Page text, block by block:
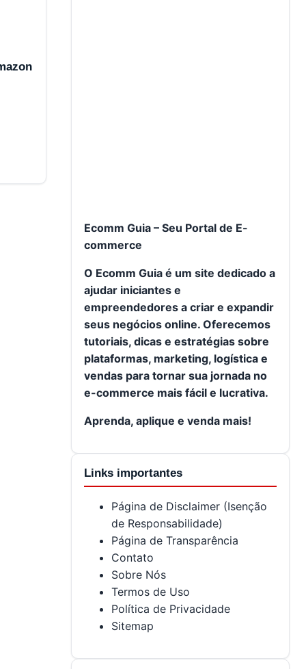
Ecomm Guia – Seu Portal de E-
commerce
O Ecomm Guia é um site dedicado a
ajudar iniciantes e
empreendedores a criar e expandir
seus negócios online. Oferecemos
tutoriais, dicas e estratégias sobre
plataformas, marketing, logística e
vendas para tornar sua jornada no
e-commerce mais fácil e lucrativa.
Aprenda, aplique e venda mais!
Links importantes
Página de Disclaimer (Isenção
de Responsabilidade)
Página de Transparência
Contato
Sobre Nós
Termos de Uso
Política de Privacidade
Sitemap